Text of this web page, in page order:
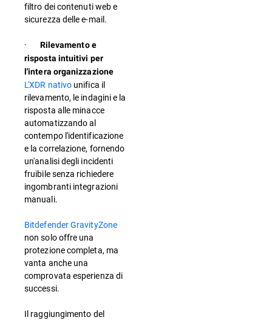
filtro dei contenuti web e
sicurezza delle e-mail.
·
Rilevamento e
risposta intuitivi per
l'intera organizzazione
L'XDR nativo unifica il
rilevamento, le indagini e la
risposta alle minacce
automatizzando al
contempo l'identificazione
e la correlazione, fornendo
un'analisi degli incidenti
fruibile senza richiedere
ingombranti integrazioni
manuali.
Bitdefender GravityZone
non solo offre una
protezione completa, ma
vanta anche una
comprovata esperienza di
successi.
Il raggiungimento del